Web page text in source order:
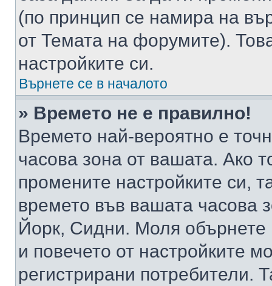
(по принцип се намира на
от Темата на форумите).
настройките си.
Върнете се в началото
» Времето не е правилно!
Времето най-вероятно е
часова зона от вашата. Ако
промените настройките си,
времето във вашата
Йорк, Сидни. Моля обърнете
и повечето от настройките
регистрирани потребители.